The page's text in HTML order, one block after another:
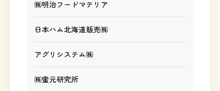
㈱明治フードマテリア
日本ハム北海道販売㈱
アグリシステム㈱
㈱蜜元研究所